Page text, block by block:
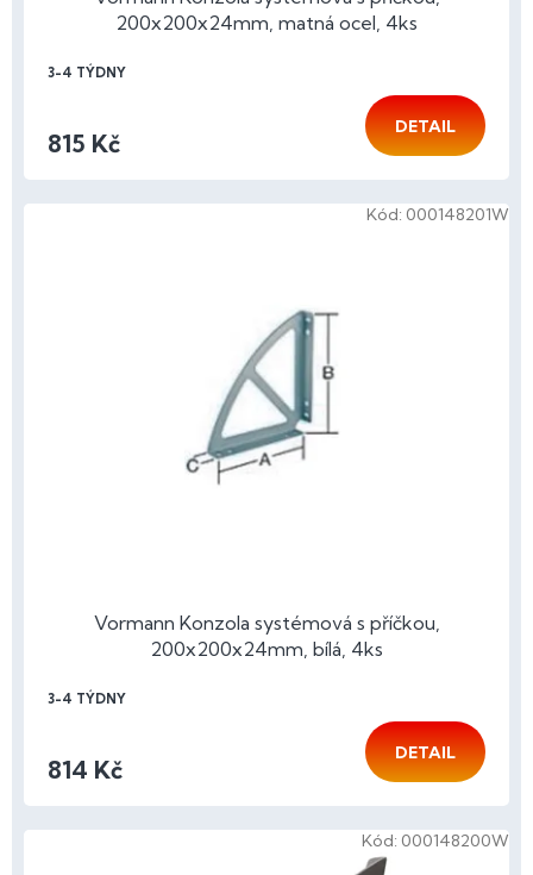
200x200x24mm, matná ocel, 4ks
3-4 TÝDNY
815 Kč
DETAIL
Vormann Konzola systémová s příčkou,
200x200x24mm, bílá, 4ks
3-4 TÝDNY
814 Kč
DETAIL
Kód: 000148201W
Kód: 000148200W